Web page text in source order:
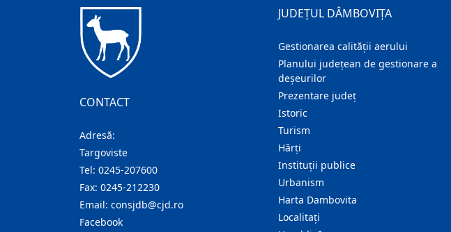
CONTACT
Adresă:
Targoviste
Tel: 0245-207600
Fax: 0245-212230
Email: consjdb@cjd.ro
Facebook
JUDEȚUL DÂMBOVIȚA
Gestionarea calității aerului
Planului județean de gestionare a
deșeurilor
Prezentare judeţ
Istoric
Turism
Hărţi
Instituţii publice
Urbanism
Harta Dambovita
Localitaţi